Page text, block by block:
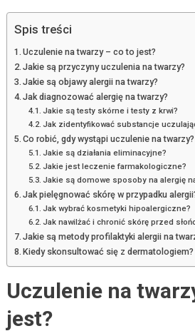
Spis treści
Uczulenie na twarzy – co to jest?
Jakie są przyczyny uczulenia na twarzy?
Jakie są objawy alergii na twarzy?
Jak diagnozować alergię na twarzy?
Jakie są testy skórne i testy z krwi?
Jak zidentyfikować substancje
Co robić, gdy wystąpi uczulenie na twarzy?
Jakie są działania eliminacyjne?
Jakie jest leczenie farmakologiczne?
Jakie są domowe sposoby na alergię
Jak pielęgnować skórę w przypadku
Jak wybrać kosmetyki hipoalergiczne?
Jak nawilżać i chronić skórę przed
Jakie są metody profilaktyki alergii na
Kiedy skonsultować się z dermatologiem?
Uczulenie na
jest?